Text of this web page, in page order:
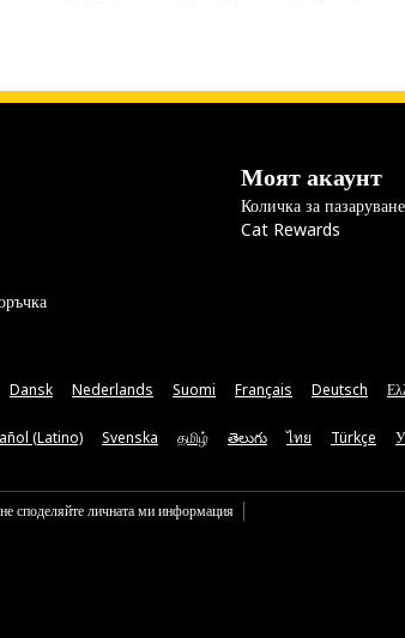
Моят акаунт
Количка за пазаруване
Cat Rewards
Dansk Nederlands Suomi Français Deutsch
(Latino) Svenska தமிழ் తెలుగు ไทย Türkçe
споделяйте личната ми информация